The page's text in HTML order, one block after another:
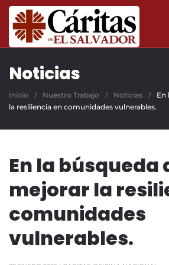
Skip to main content
Noticias
Inicio Nuestro Trabajo Noticias
En
la resiliencia en comunidades vulnerables.
En la búsqueda
mejorar la
comunidades
vulnerables.